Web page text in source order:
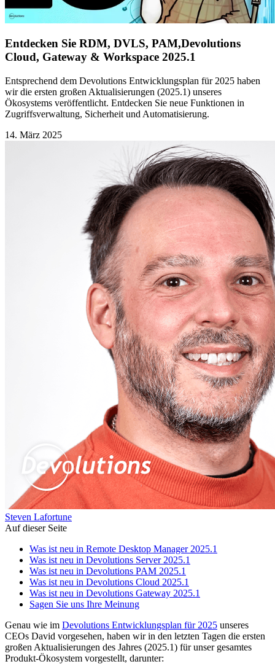
Entdecken Sie RDM, DVLS, PAM,Devolutions
Cloud, Gateway & Workspace 2025.1
Entsprechend dem Devolutions Entwicklungsplan für 2025 haben
wir die ersten großen Aktualisierungen (2025.1) unseres
Ökosystems veröffentlicht. Entdecken Sie neue Funktionen in
Zugriffsverwaltung, Sicherheit und Automatisierung.
14. März 2025
Steven Lafortune
Auf dieser Seite
Was ist neu in Remote Desktop Manager 2025.1
Was ist neu in Devolutions Server 2025.1
Was ist neu in Devolutions PAM 2025.1
Was ist neu in Devolutions Cloud 2025.1
Was ist neu in Devolutions Gateway 2025.1
Sagen Sie uns Ihre Meinung
Genau wie im Devolutions Entwicklungsplan für 2025 unseres
CEOs David vorgesehen, haben wir in den letzten Tagen die ersten
großen Aktualisierungen des Jahres (2025.1) für unser gesamtes
Produkt-Ökosystem vorgestellt, darunter: